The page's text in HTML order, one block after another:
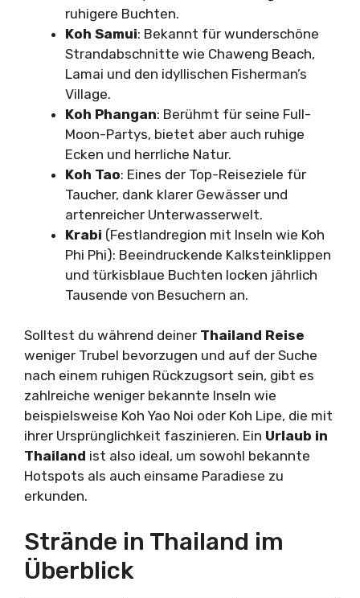
ruhigere Buchten.
Koh Samui: Bekannt für wunderschöne
Strandabschnitte wie Chaweng Beach,
Lamai und den idyllischen Fisherman’s
Village.
Koh Phangan: Berühmt für seine Full-
Moon-Partys, bietet aber auch ruhige
Ecken und herrliche Natur.
Koh Tao: Eines der Top-Reiseziele für
Taucher, dank klarer Gewässer und
artenreicher Unterwasserwelt.
Krabi (Festlandregion mit Inseln wie Koh
Phi Phi): Beeindruckende Kalksteinklippen
und türkisblaue Buchten locken jährlich
Tausende von Besuchern an.
Solltest du während deiner Thailand Reise
weniger Trubel bevorzugen und auf der Suche
nach einem ruhigen Rückzugsort sein, gibt es
zahlreiche weniger bekannte Inseln wie
beispielsweise Koh Yao Noi oder Koh Lipe, die mit
ihrer Ursprünglichkeit faszinieren. Ein Urlaub in
Thailand ist also ideal, um sowohl bekannte
Hotspots als auch einsame Paradiese zu
erkunden.
Strände in Thailand im
Überblick